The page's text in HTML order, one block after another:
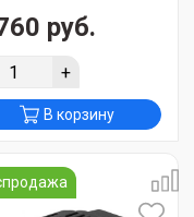
руб.
+
В корзину